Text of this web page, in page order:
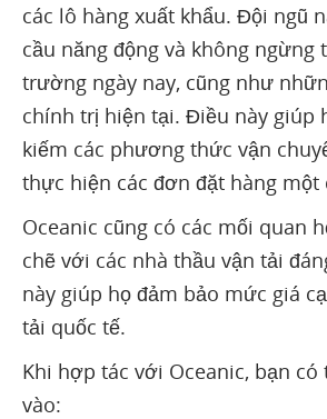
các lô hàng xuất khẩu. Đội ngũ
cầu năng động và không ngừng
trường ngày nay, cũng như
chính trị hiện tại. Điều này giúp
kiếm các phương thức vận
thực hiện các đơn đặt hàng một
Oceanic cũng có các mối quan
chẽ với các nhà thầu vận tải
này giúp họ đảm bảo mức giá
tải quốc tế.
Khi hợp tác với Oceanic, bạn
vào: